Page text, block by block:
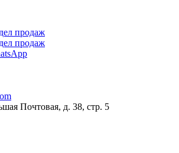
продаж
продаж
Почтовая, д. 38, стр. 5